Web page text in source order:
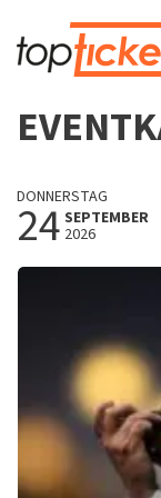
DONNERSTAG
24 SEPTEMBER
2026